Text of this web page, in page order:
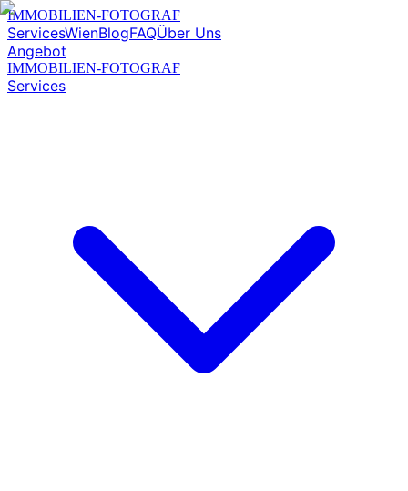
IMMOBILIEN-FOTOGRAF
ServicesWienBlogFAQÜber Uns
Angebot
IMMOBILIEN-FOTOGRAF
Services